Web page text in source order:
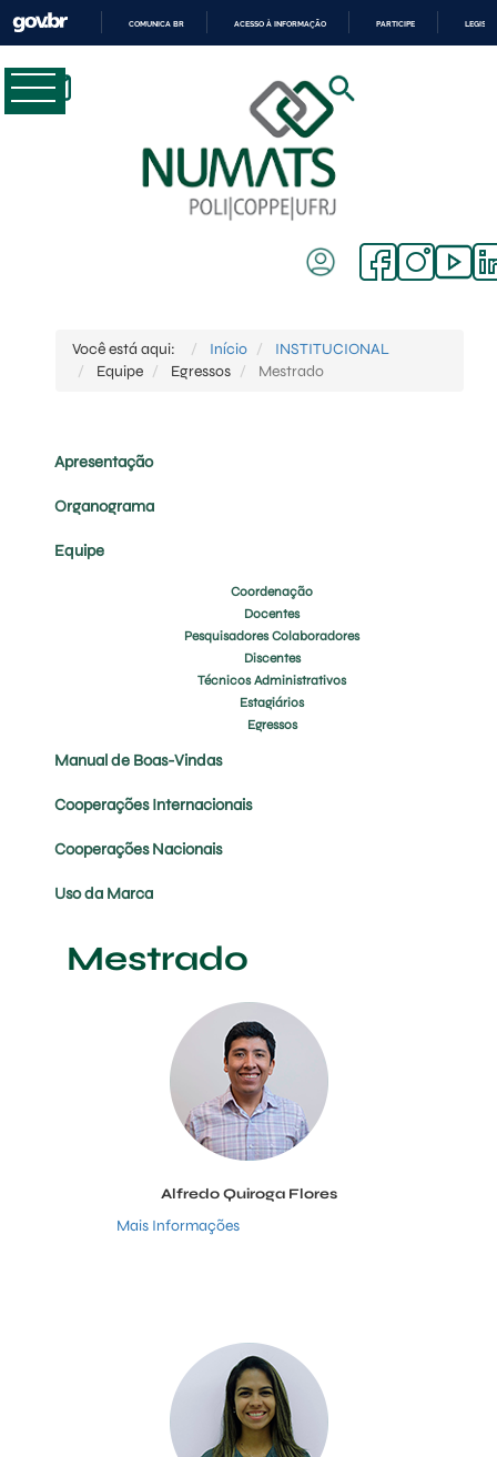
CONTEÚDO
COMUNICA BR ACESSO À INFORMAÇÃO PARTICIPE
Você está aqui: Início
INSTITUCIONAL
Equipe
Egressos Mestrado
Apresentação
Organograma
Equipe
Coordenação
Docentes
Pesquisadores Colaboradores
Discentes
Técnicos Administrativos
Estagiários
Egressos
Manual de Boas-Vindas
Cooperações Internacionais
Cooperações Nacionais
Uso da Marca
Mestrado
Alfredo Quiroga Flores
Mais Informações